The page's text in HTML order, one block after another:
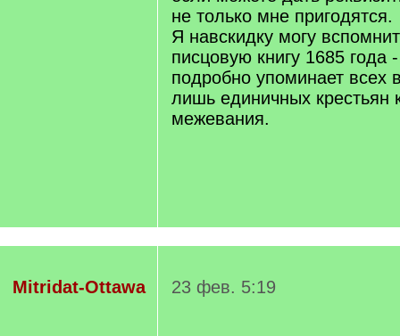
не только мне пригодятся.
Я навскидку могу
писцовую книгу 1685 года
подробно упоминает всех
лишь единичных крестьян
межевания.
Mitridat-Ottawa 23 фев. 5:19